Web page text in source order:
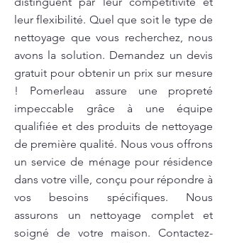
leur flexibilité. Quel que soit le type de
nettoyage que vous recherchez, nous
avons la solution. Demandez un devis
gratuit pour obtenir un prix sur mesure
! Pomerleau assure une propreté
impeccable grâce à une équipe
qualifiée et des produits de nettoyage
de première qualité. Nous vous offrons
un service de ménage pour résidence
dans votre ville, conçu pour répondre à
vos besoins spécifiques. Nous
assurons un nettoyage complet et
soigné de votre maison. Contactez-